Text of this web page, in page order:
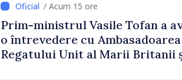
/ Acum 15 ore
Prim-ministrul Vasile Tofan a
o întrevedere cu Ambasadoarea
Regatului Unit al Marii Britanii